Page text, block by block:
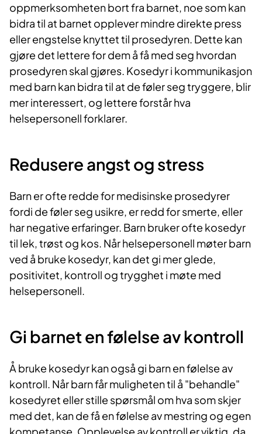
oppmerksomheten bort fra barnet, noe som kan
bidra til at barnet opplever mindre direkte press
eller engstelse knyttet til prosedyren. Dette kan
gjøre det lettere for dem å få med seg hvordan
prosedyren skal gjøres. Kosedyr i kommunikasjon
med barn kan bidra til at de føler seg tryggere, blir
mer interessert, og lettere forstår hva
helsepersonell forklarer.
Redusere angst og stress
Barn er ofte redde for medisinske prosedyrer
fordi de føler seg usikre, er redd for smerte, eller
har negative erfaringer. Barn bruker ofte kosedyr
til lek, trøst og kos. Når helsepersonell møter barn
ved å bruke kosedyr, kan det gi mer glede,
positivitet, kontroll og trygghet i møte med
helsepersonell.
Gi barnet en følelse av kontroll
Å bruke kosedyr kan også gi barn en følelse av
kontroll. Når barn får muligheten til å "behandle"
kosedyret eller stille spørsmål om hva som skjer
med det, kan de få en følelse av mestring og egen